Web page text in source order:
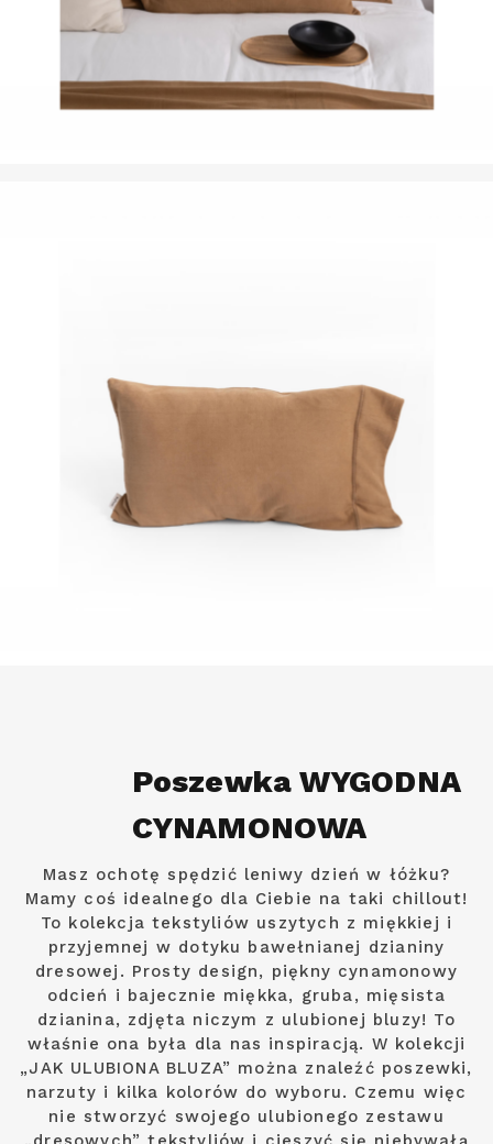
Poszewka WYGODNA
CYNAMONOWA
Masz ochotę spędzić leniwy dzień w łóżku?
Mamy coś idealnego dla Ciebie na taki chillout!
To kolekcja tekstyliów uszytych z miękkiej i
przyjemnej w dotyku bawełnianej dzianiny
dresowej. Prosty design, piękny cynamonowy
odcień i bajecznie miękka, gruba, mięsista
dzianina, zdjęta niczym z ulubionej bluzy! To
właśnie ona była dla nas inspiracją. W kolekcji
„JAK ULUBIONA BLUZA” można znaleźć poszewki,
narzuty i kilka kolorów do wyboru. Czemu więc
nie stworzyć swojego ulubionego zestawu